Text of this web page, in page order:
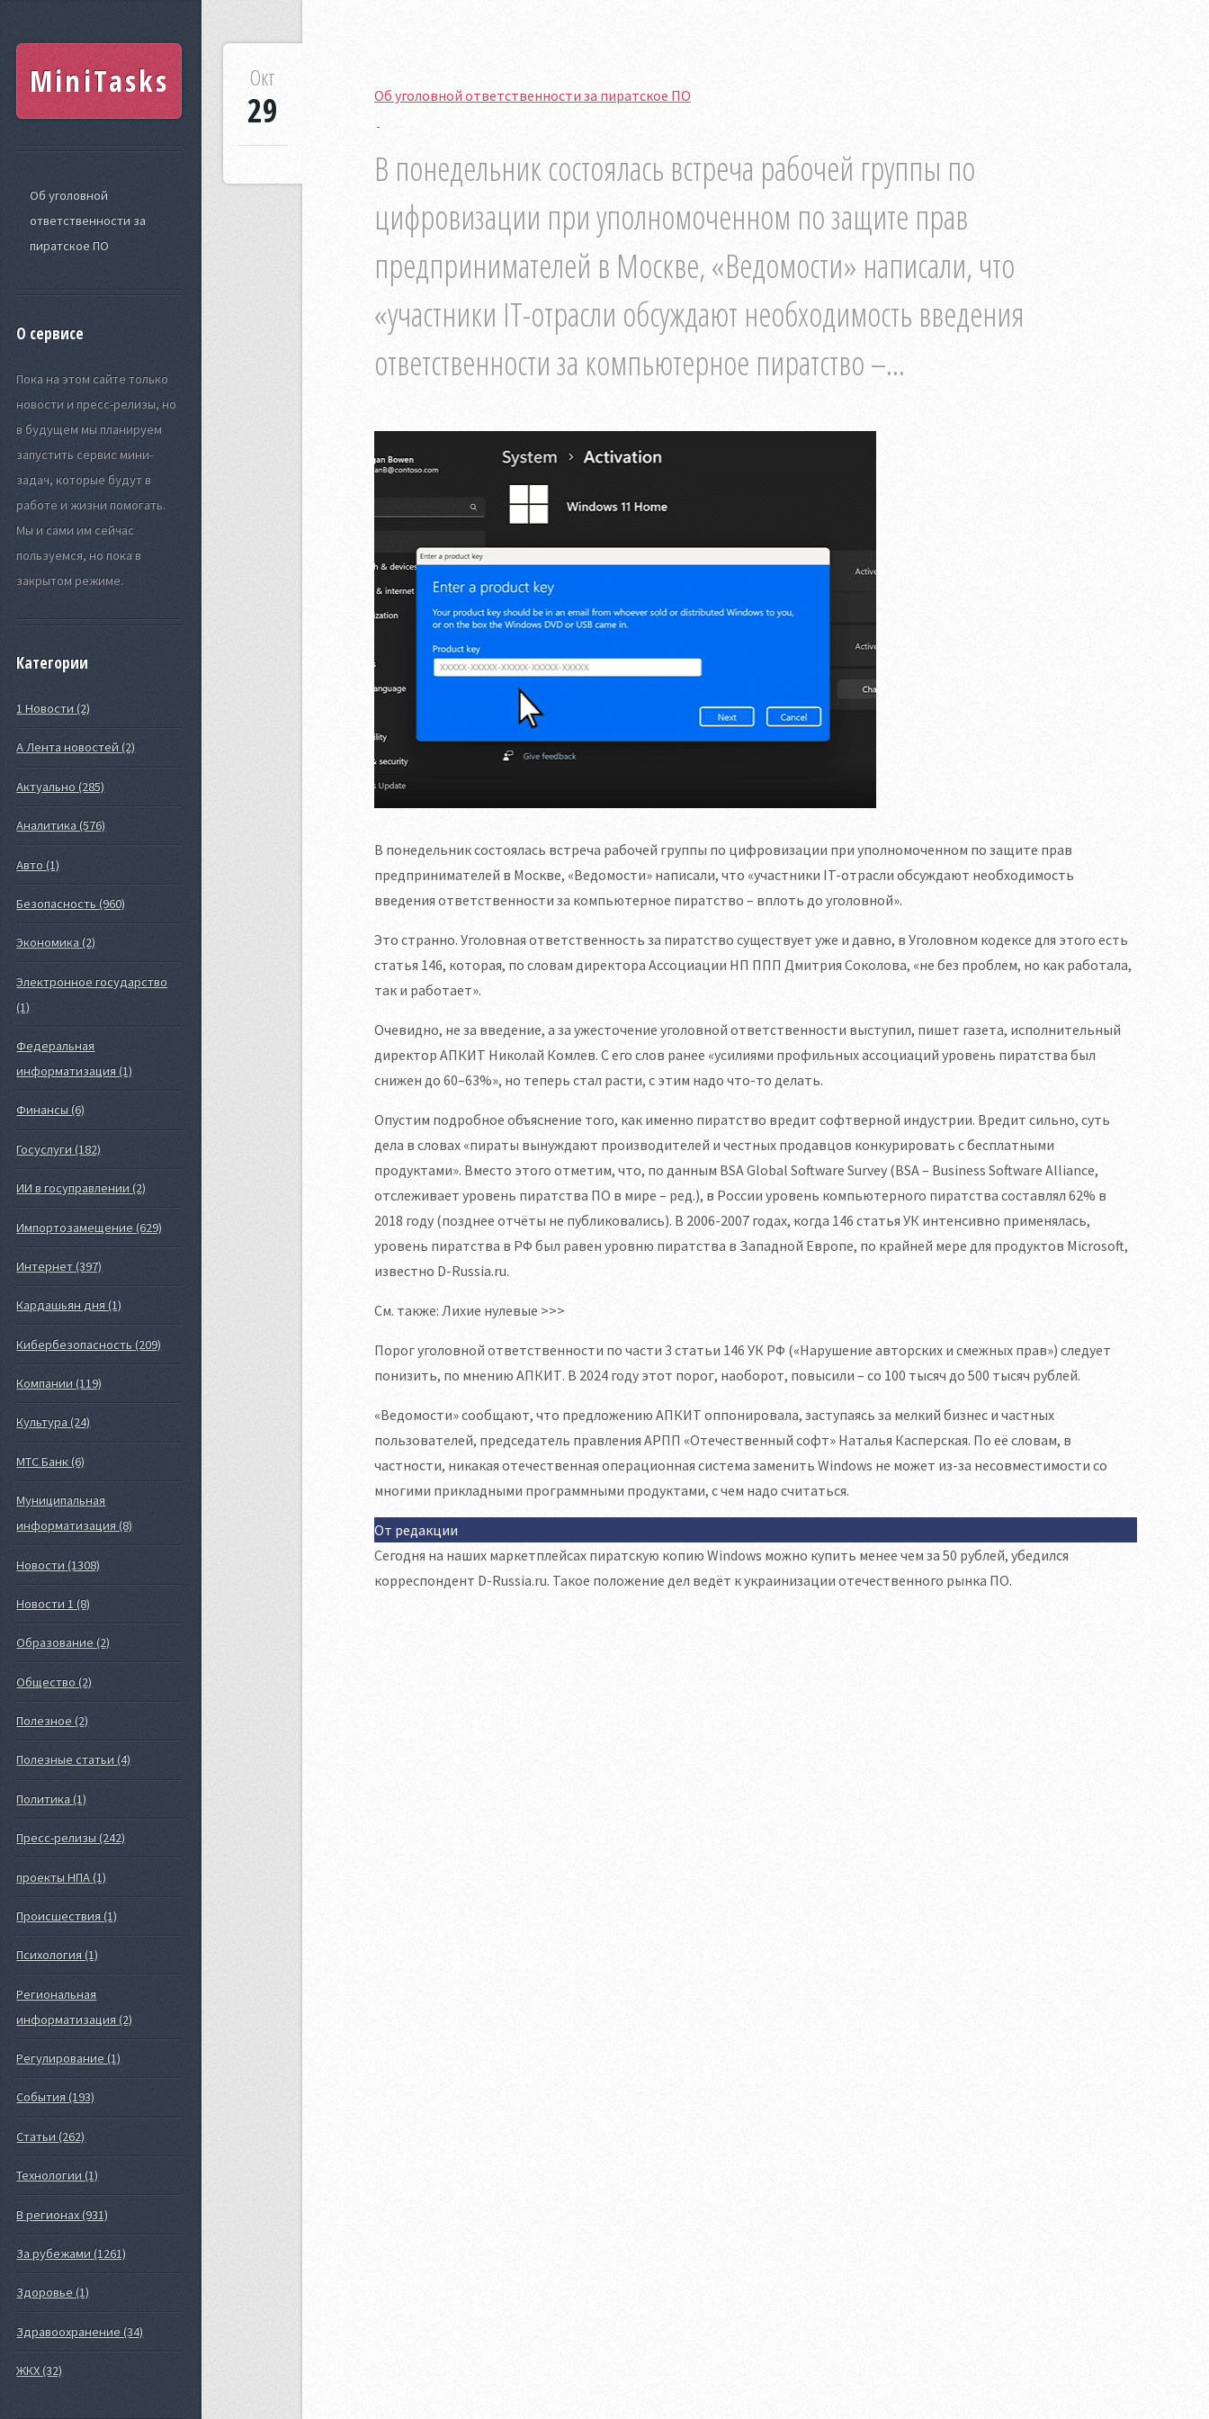
MiniTasks
Об уголовной
ответственности за
пиратское ПО
О сервисе
Пока на этом сайте только
новости и пресс-релизы, но
в будущем мы планируем
запустить сервис мини-
задач, которые будут в
работе и жизни помогать.
Мы и сами им сейчас
пользуемся, но пока в
закрытом режиме.
Категории
1 Новости (2)
А Лента новостей (2)
Актуально (285)
Аналитика (576)
Авто (1)
Безопасность (960)
Экономика (2)
Электронное государство
(1)
Федеральная
информатизация (1)
Финансы (6)
Госуслуги (182)
ИИ в госуправлении (2)
Импортозамещение (629)
Интернет (397)
Кардашьян дня (1)
Кибербезопасность (209)
Компании (119)
Культура (24)
МТС Банк (6)
Муниципальная
информатизация (8)
Новости (1308)
Новости 1 (8)
Образование (2)
Общество (2)
Полезное (2)
Полезные статьи (4)
Политика (1)
Пресс-релизы (242)
проекты НПА (1)
Происшествия (1)
Психология (1)
Региональная
информатизация (2)
Регулирование (1)
События (193)
Статьи (262)
Технологии (1)
В регионах (931)
За рубежами (1261)
Здоровье (1)
Здравоохранение (34)
ЖКХ (32)
Об уголовной ответственности за пиратское ПО
В понедельник состоялась встреча рабочей группы по
цифровизации при уполномоченном по защите прав
предпринимателей в Москве, «Ведомости» написали, что
«участники IT-отрасли обсуждают необходимость введения
ответственности за компьютерное пиратство –...
Окт
29
В понедельник состоялась встреча рабочей группы по цифровизации при уполномоченном по защите прав
предпринимателей в Москве, «Ведомости» написали, что «участники IT-отрасли обсуждают необходимость
введения ответственности за компьютерное пиратство – вплоть до уголовной».
Это странно. Уголовная ответственность за пиратство существует уже и давно, в Уголовном кодексе для этого есть
статья 146, которая, по словам директора Ассоциации НП ППП Дмитрия Соколова, «не без проблем, но как работала,
так и работает».
Очевидно, не за введение, а за ужесточение уголовной ответственности выступил, пишет газета, исполнительный
директор АПКИТ Николай Комлев. С его слов ранее «усилиями профильных ассоциаций уровень пиратства был
снижен до 60–63%», но теперь стал расти, с этим надо что-то делать.
Опустим подробное объяснение того, как именно пиратство вредит софтверной индустрии. Вредит сильно, суть
дела в словах «пираты вынуждают производителей и честных продавцов конкурировать с бесплатными
продуктами». Вместо этого отметим, что, по данным BSA Global Software Survey (BSA – Business Software Alliance,
отслеживает уровень пиратства ПО в мире – ред.), в России уровень компьютерного пиратства составлял 62% в
2018 году (позднее отчёты не публиковались). В 2006-2007 годах, когда 146 статья УК интенсивно применялась,
уровень пиратства в РФ был равен уровню пиратства в Западной Европе, по крайней мере для продуктов Microsoft,
известно D-Russia.ru.
См. также: Лихие нулевые >>>
Порог уголовной ответственности по части 3 статьи 146 УК РФ («Нарушение авторских и смежных прав») следует
понизить, по мнению АПКИТ. В 2024 году этот порог, наоборот, повысили – со 100 тысяч до 500 тысяч рублей.
«Ведомости» сообщают, что предложению АПКИТ оппонировала, заступаясь за мелкий бизнес и частных
пользователей, председатель правления АРПП «Отечественный софт» Наталья Касперская. По её словам, в
частности, никакая отечественная операционная система заменить Windows не может из-за несовместимости со
многими прикладными программными продуктами, с чем надо считаться.
От редакции
Сегодня на наших маркетплейсах пиратскую копию Windows можно купить менее чем за 50 рублей, убедился
корреспондент D-Russia.ru. Такое положение дел ведёт к украинизации отечественного рынка ПО.